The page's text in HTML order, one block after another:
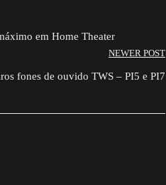
em Home Theater
NEWER POST
fones de ouvido TWS – PI5 e PI7